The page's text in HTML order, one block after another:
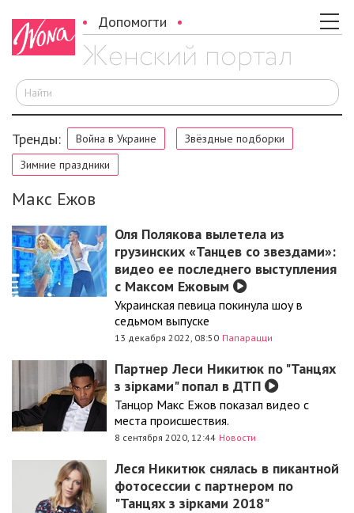
Допомогти
Тренды: Война в Украине
Звёздные подборки
Зимние праздники
Макс Ежов
Оля Полякова вылетела из
грузинских «Танцев со звездами»:
видео ее последнего выступления
с Максом Ежовым
Украинская певица покинула шоу в
седьмом выпуске
13 декабря 2022, 08:50 Папарацци
Партнер Леси Никитюк по "Танцях
з зірками" попал в ДТП
Танцор Макс Ежов показал видео с
места происшествия.
8 сентября 2020, 12:44 Новости
Леся Никитюк снялась в пикантной
фотосессии с партнером по
"Танцях з зірками 2018"